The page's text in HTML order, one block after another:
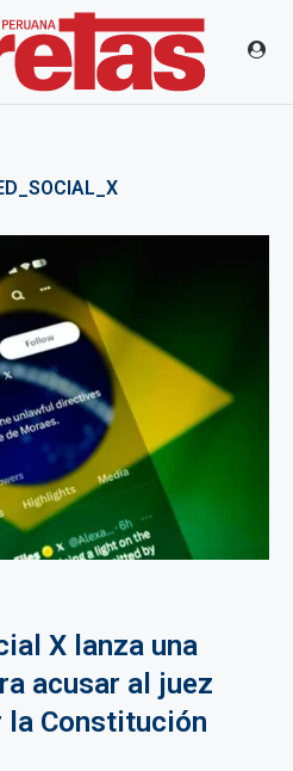
X lanza una
acusar al juez
la Constitución